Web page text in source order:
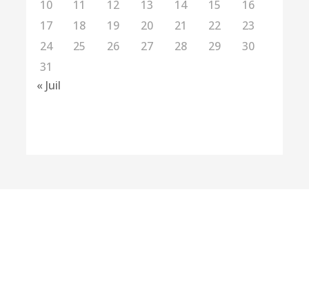
10 11 12 13 14 15
16
17
18 19 20 21 22
23
24
25 26 27 28 29
30
31
« Juil